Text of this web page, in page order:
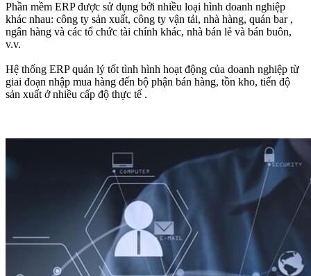
Phần mềm ERP được sử dụng bởi nhiều loại hình doanh nghiệp
khác nhau: công ty sản xuất, công ty vận tải, nhà hàng, quán bar ,
ngân hàng và các tổ chức tài chính khác, nhà bán lẻ và bán buôn,
v.v.
Hệ thống ERP quản lý tốt tình hình hoạt động của doanh nghiệp từ
giai đoạn nhập mua hàng đến bộ phận bán hàng, tồn kho, tiến độ
sản xuất ở nhiều cấp độ thực tế .